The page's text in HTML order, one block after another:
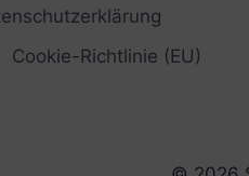
Cookie-Richtlinie (EU)